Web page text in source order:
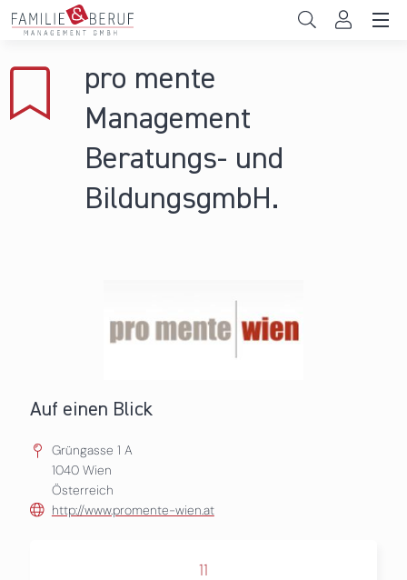
Direkt zum Inhalt
Gemeinden
Hochschulen
Persönliche Vereinbarkeit
pro mente
Management
Beratungs- und
BildungsgmbH.
Auf einen Blick
Grüngasse 1 A
1040 Wien
Österreich
http://www.promente-wien.at
11